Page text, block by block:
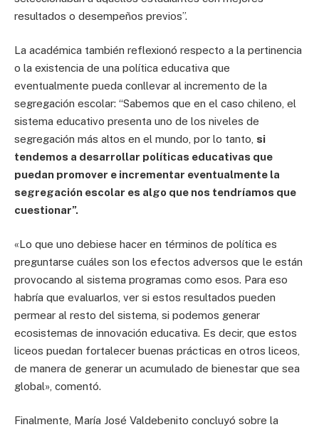
resultados o desempeños previos”.
La académica también reflexionó respecto a la pertinencia
o la existencia de una política educativa que
eventualmente pueda conllevar al incremento de la
segregación escolar: “Sabemos que en el caso chileno, el
sistema educativo presenta uno de los niveles de
segregación más altos en el mundo, por lo tanto, si
tendemos a desarrollar políticas educativas que
puedan promover e incrementar eventualmente la
segregación escolar es algo que nos tendríamos que
cuestionar”.
«Lo que uno debiese hacer en términos de política es
preguntarse cuáles son los efectos adversos que le están
provocando al sistema programas como esos. Para eso
habría que evaluarlos, ver si estos resultados pueden
permear al resto del sistema, si podemos generar
ecosistemas de innovación educativa. Es decir, que estos
liceos puedan fortalecer buenas prácticas en otros liceos,
de manera de generar un acumulado de bienestar que sea
global», comentó.
Finalmente, María José Valdebenito concluyó sobre la